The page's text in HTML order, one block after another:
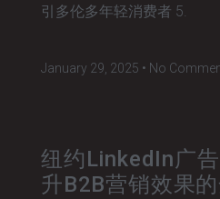
引多伦多年轻消费者 5.
January 29, 2025 No
纽约LinkedIn广
升B2B营销效果